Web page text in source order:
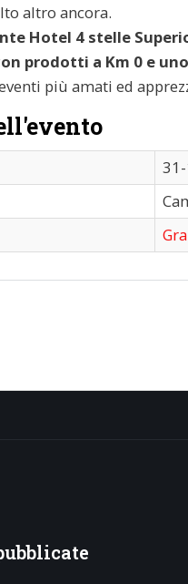
altro ancora.
Hotel 4 stelle
prodotti a Km 0 e
più amati ed